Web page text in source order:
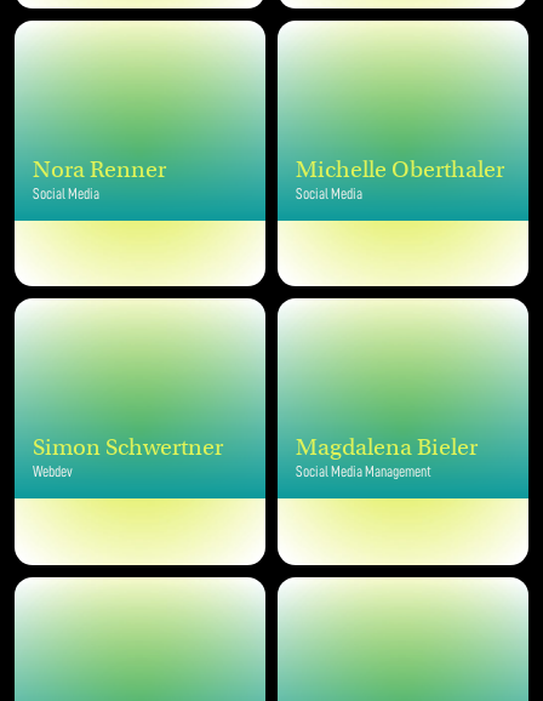
Nora Renner
Social Media
Michelle Oberthaler
Social Media
Simon Schwertner
Webdev
Magdalena Bieler
Social Media Management